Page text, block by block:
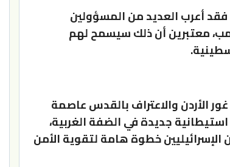
أعرب العديد من المسؤولين
معتبرين أن ذلك سيسمح لهم
الأردن والاعتراف بالقدس عاصمة
جديدة في الضفة الغربية،
خطوة هامة لتقوية الأمن